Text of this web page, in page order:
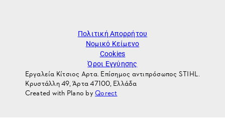
Πολιτική Απορρήτου
Νομικό Κείμενο
Cookies
Όροι Εγγύησης
Εργαλεία Κίτσιος Αρτα. Επίσημος αντιπρόσωπος STIHL.
Κρυστάλλη 49, Άρτα 47100, Ελλάδα
Created with Plano byQorect